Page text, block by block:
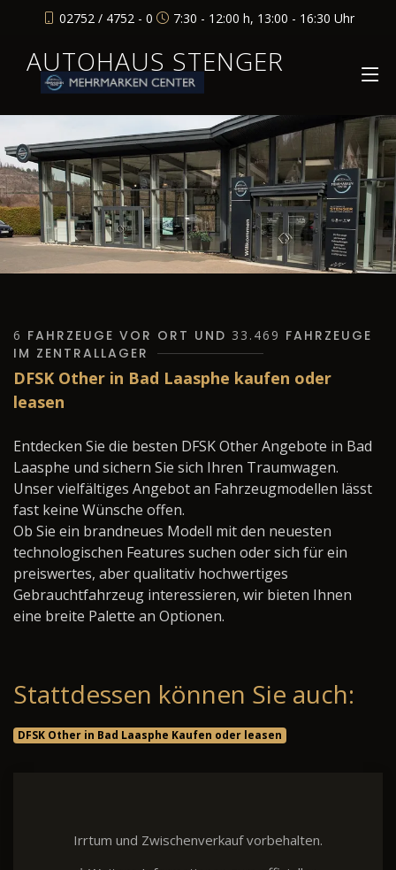
02752 / 4752 - 0 7:30 - 12:00 h, 13:00 - 16:30 Uhr
AUTOHAUS STENGER
6 FAHRZEUGE VOR ORT UND 33.469 FAHRZEUGE
IM ZENTRALLAGER
DFSK Other in Bad Laasphe kaufen oder
leasen
Entdecken Sie die besten DFSK Other Angebote in Bad
Laasphe und sichern Sie sich Ihren Traumwagen.
Unser vielfältiges Angebot an Fahrzeugmodellen lässt
fast keine Wünsche offen.
Ob Sie ein brandneues Modell mit den neuesten
technologischen Features suchen oder sich für ein
preiswertes, aber qualitativ hochwertiges
Gebrauchtfahrzeug interessieren, wir bieten Ihnen
eine breite Palette an Optionen.
Stattdessen können Sie auch:
DFSK Other in Bad Laasphe Kaufen oder leasen
Irrtum und Zwischenverkauf vorbehalten.